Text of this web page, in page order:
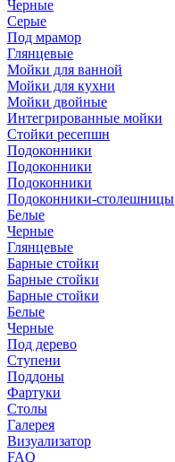
Черные
Серые
Под мрамор
Глянцевые
Мойки для ванной
Мойки для кухни
Мойки двойные
Интегрированные мойки
Стойки ресепшн
Подоконники
Подоконники
Подоконники
Подоконники-столешницы
Белые
Черные
Глянцевые
Барные стойки
Барные стойки
Барные стойки
Белые
Черные
Под дерево
Ступени
Поддоны
Фартуки
Столы
Галерея
Визуализатор
FAQ